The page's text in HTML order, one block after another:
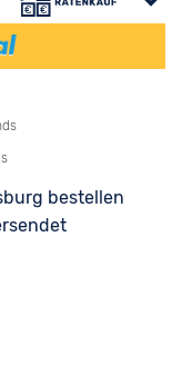
bestellen